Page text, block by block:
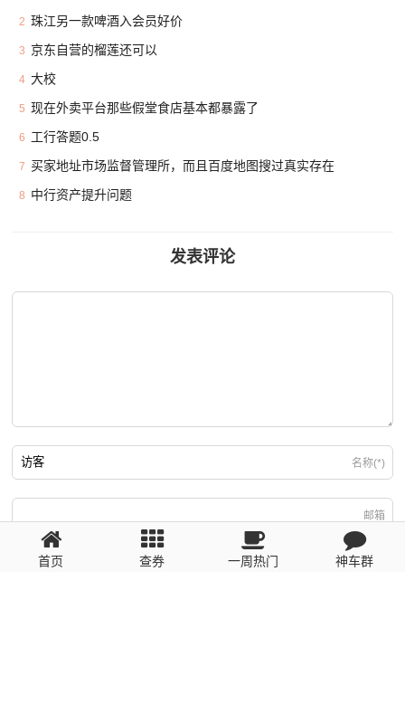
2 珠江另一款啤酒入会员好价
3 京东自营的榴莲还可以
4 大校
5 现在外卖平台那些假堂食店基本都暴露了
6 工行答题0.5
7 买家地址市场监督管理所，而且百度地图搜过真实存在
8 中行资产提升问题
发表评论
名称(*)
邮箱
回复需填写必要信息
首页 查券 一周热门 神车群